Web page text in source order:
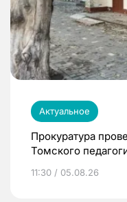
Актуальное
Прокуратура
Томского
11:30 / 05.08.26